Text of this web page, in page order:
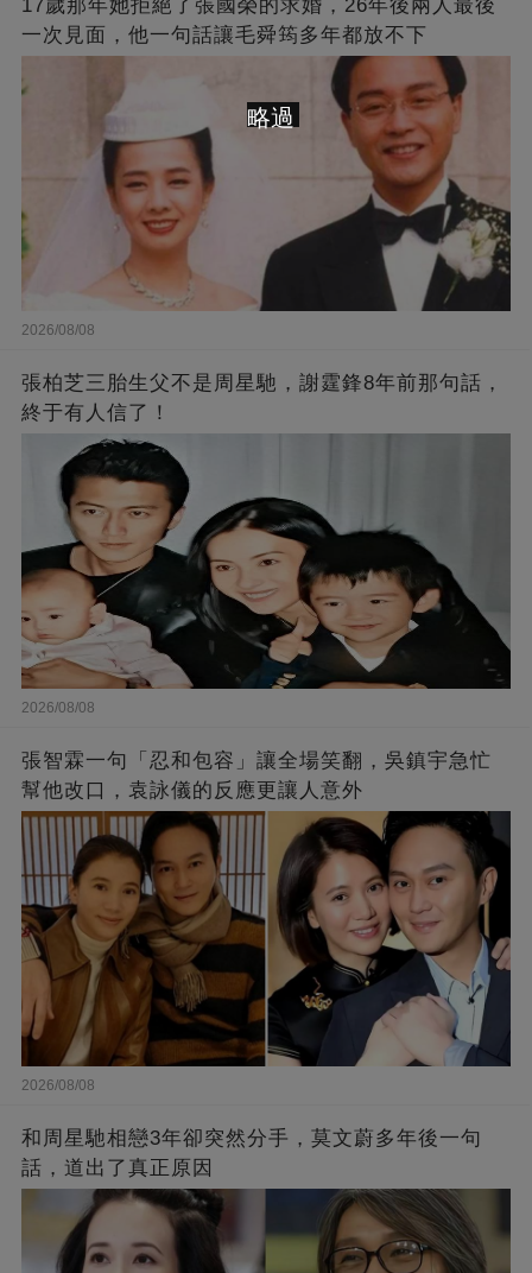
17歲那年她拒絕了張國榮的求婚，26年後兩人最後
一次見面，他一句話讓毛舜筠多年都放不下
2026/08/08
張柏芝三胎生父不是周星馳，謝霆鋒8年前那句話，
終于有人信了！
2026/08/08
張智霖一句「忍和包容」讓全場笑翻，吳鎮宇急忙
幫他改口，袁詠儀的反應更讓人意外
2026/08/08
和周星馳相戀3年卻突然分手，莫文蔚多年後一句
話，道出了真正原因
略過